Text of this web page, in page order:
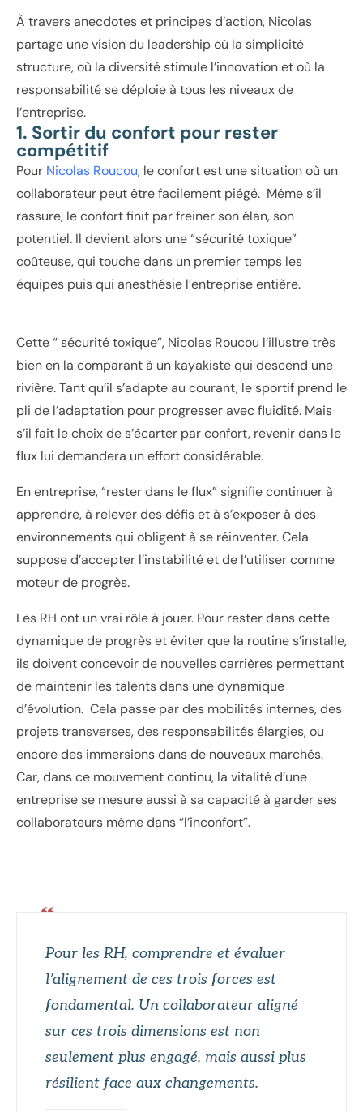
À travers anecdotes et principes d’action, Nicolas
partage une vision du leadership où la simplicité
structure, où la diversité stimule l’innovation et où la
responsabilité se déploie à tous les niveaux de
l’entreprise.
1. Sortir du confort pour rester
compétitif
Pour Nicolas Roucou, le confort est une situation où un
collaborateur peut être facilement piégé. Même s’il
rassure, le confort finit par freiner son élan, son
potentiel. Il devient alors une “sécurité toxique”
coûteuse, qui touche dans un premier temps les
équipes puis qui anesthésie l’entreprise entière.
Cette “ sécurité toxique”, Nicolas Roucou l’illustre très
bien en la comparant à un kayakiste qui descend une
rivière. Tant qu’il s’adapte au courant, le sportif prend le
pli de l’adaptation pour progresser avec fluidité. Mais
s’il fait le choix de s’écarter par confort, revenir dans le
flux lui demandera un effort considérable.
En entreprise, “rester dans le flux” signifie continuer à
apprendre, à relever des défis et à s’exposer à des
environnements qui obligent à se réinventer. Cela
suppose d’accepter l’instabilité et de l’utiliser comme
moteur de progrès.
Les RH ont un vrai rôle à jouer. Pour rester dans cette
dynamique de progrès et éviter que la routine s’installe,
ils doivent concevoir de nouvelles carrières permettant
de maintenir les talents dans une dynamique
d’évolution. Cela passe par des mobilités internes, des
projets transverses, des responsabilités élargies, ou
encore des immersions dans de nouveaux marchés.
Car, dans ce mouvement continu, la vitalité d’une
entreprise se mesure aussi à sa capacité à garder ses
collaborateurs même dans “l’inconfort”.
Pour les RH, comprendre et évaluer
l’alignement de ces trois forces est
fondamental. Un collaborateur aligné
sur ces trois dimensions est non
seulement plus engagé, mais aussi plus
résilient face aux changements.